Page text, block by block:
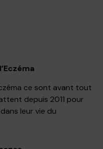
ce sont avant tout
depuis 2011 pour
leur vie du